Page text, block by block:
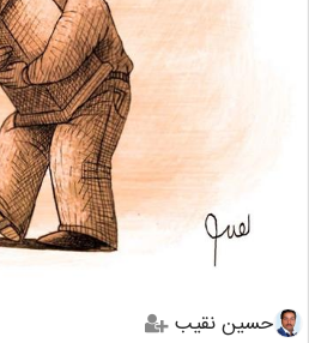
حسین نقیب